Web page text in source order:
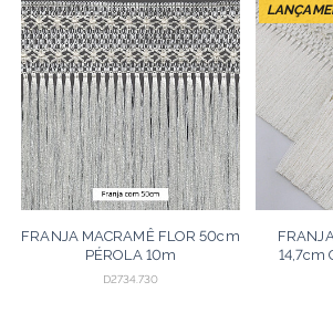
FRANJA MACRAMÊ FLOR 50cm
PÉROLA 10m
D2734.730
14,7cm